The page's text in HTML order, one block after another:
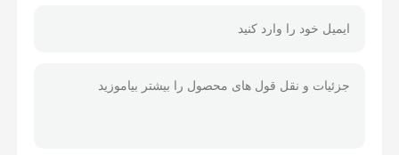
قطعات موتور سیکلت
قطعات الکتریکی موتور سیکلت